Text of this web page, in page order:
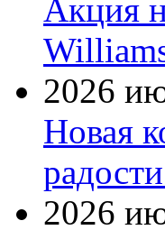
Акция
2026
Новая
2026